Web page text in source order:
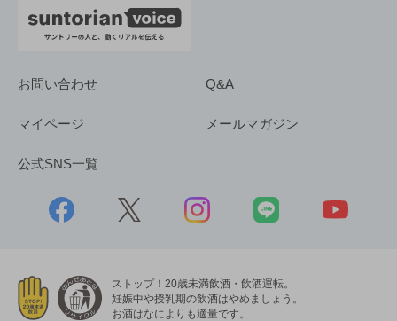
お問い合わせ Q&A
マイページ メールマガジン
公式SNS一覧
ストップ！20歳未満飲酒・飲酒運転。
妊娠中や授乳期の飲酒はやめましょう。
お酒はなによりも適量です。